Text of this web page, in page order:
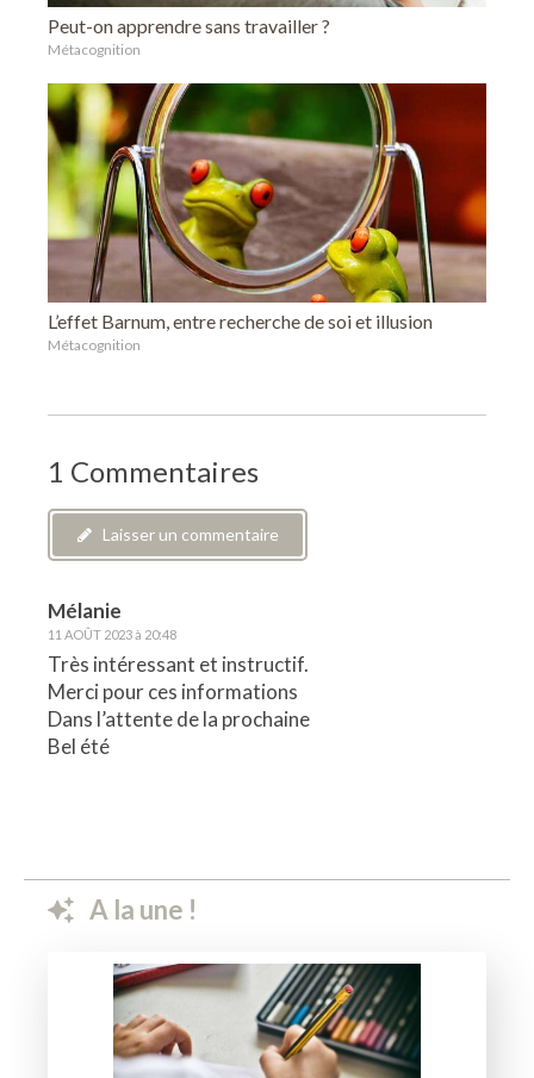
Peut-on apprendre sans travailler ?
Métacognition
L’effet Barnum, entre recherche de soi et illusion
Métacognition
1 Commentaires
Laisser un commentaire
Mélanie
11 AOÛT 2023 à 20:48
Très intéressant et instructif.
Merci pour ces informations
Dans l’attente de la prochaine
Bel été
A la une !